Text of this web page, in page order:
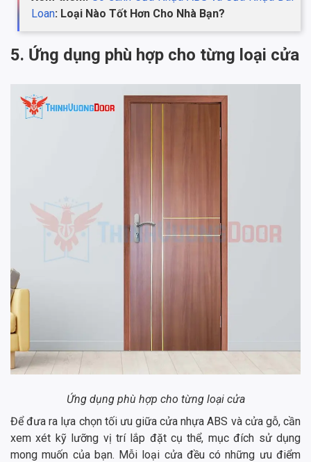
Loan: Loại Nào Tốt Hơn Cho Nhà Bạn?
5. Ứng dụng phù hợp cho từng loại cửa
Ứng dụng phù hợp cho từng loại cửa
Để đưa ra lựa chọn tối ưu giữa cửa nhựa ABS và cửa gỗ, cần
xem xét kỹ lưỡng vị trí lắp đặt cụ thể, mục đích sử dụng
mong muốn của bạn. Mỗi loại cửa đều có những ưu điểm